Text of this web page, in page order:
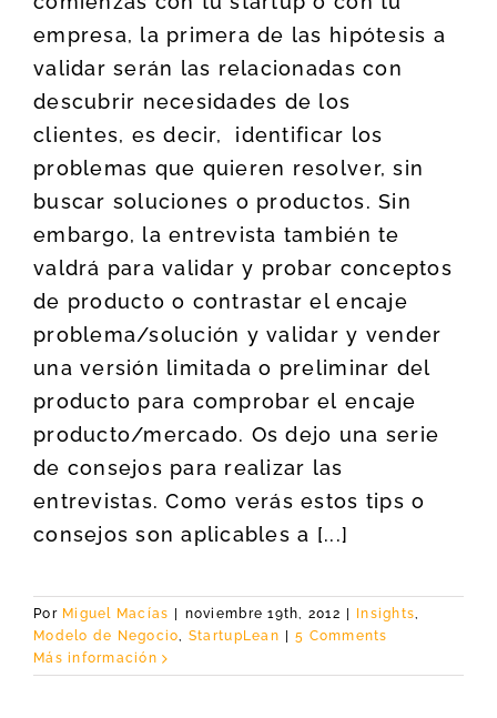
empresa, la primera de las hipótesis a
validar serán las relacionadas con
descubrir necesidades de los
clientes, es decir, identificar los
problemas que quieren resolver, sin
buscar soluciones o productos. Sin
embargo, la entrevista también te
valdrá para validar y probar conceptos
de producto o contrastar el encaje
problema/solución y validar y vender
una versión limitada o preliminar del
producto para comprobar el encaje
producto/mercado. Os dejo una serie
de consejos para realizar las
entrevistas. Como verás estos tips o
consejos son aplicables a [...]
Por Miguel Macías | noviembre 19th, 2012 | Insights,
Modelo de Negocio, StartupLean | 5 Comments
Más información